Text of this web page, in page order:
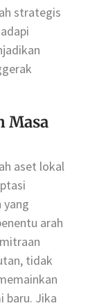
strategis
Masa
aset lokal
yang
arah
tidak
baru. Jika